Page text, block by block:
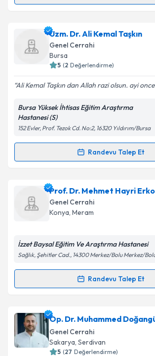
Op. Dr. Emin Engin Ovalıoğluiçin
talebi oluşturun. Size bu uzmandan
için bir takvim hazırlandığında e-posta
bilgilendireceğiz.
E-posta Adresiniz
Kişisel verilerimin işlenmesine ilişkin
Metni'ni okudum ve kişisel
kapsamda işlenmesini kabul
Uzm. Dr. Ali Kemal Taşkın
Genel Cerrahi
Bursa
5 (2 Değerlendirme)
Ali Kemal Taşkın dan Allah razi olsun. ayi
Bursa Yüksek İhtisas Eğitim Araştırma
Hastanesi (S)
152 Evler, Prof. Tezok Cd. No:2, 16320 Yıldırım/Bursa
Randevu Talep Et
Randevu Takvimi Talebi
Uzm. Dr. Ali Kemal Taşkıniçin
oluşturun. Size bu uzmandan randevu
takvim hazırlandığında e-posta ile
Kişisel verilerimin işlenmesine ilişkin
Metni'ni okudum ve kişisel
Takvim Talebini Gönder
Prof. Dr. Mehmet Hayri
Genel Cerrahi
Konya, Meram
İzzet Baysal Eğitim Ve Araştırma Hastanesi
Sağlık, Şehitler Cad., 14300 Merkez/Bolu Merkez/
Randevu Talep Et
Randevu Takvimi Talebi
Prof. Dr. Mehmet Hayri Erkoliçin
talebi oluşturun. Size bu uzmandan
için bir takvim hazırlandığında e-posta
bilgilendireceğiz.
Op. Dr. Muhammed
Genel Cerrahi
Sakarya, Serdivan
5 (27 Değerlendirme)